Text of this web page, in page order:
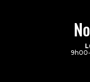
9h00-